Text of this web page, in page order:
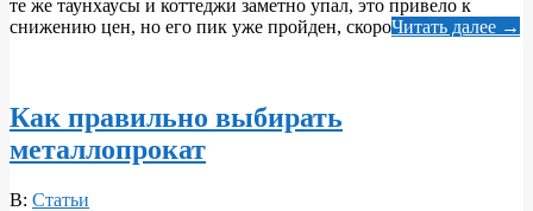
те же таунхаусы и коттеджи заметно упал, это привело к
снижению цен, но его пик уже пройден, скороЧитать далее →
Как правильно выбирать
металлопрокат
2018-
В: Статьи